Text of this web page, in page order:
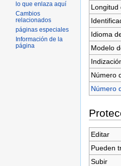
Longitud
Idioma
Modelo
Número
Número
Editar
Pueden
Subir
lo que enlaza aquí
Cambios
relacionados
páginas especiales
Información de la
página